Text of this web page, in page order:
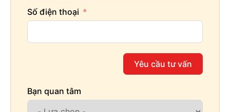
Số điện thoại
Yêu cầu tư vấn
Bạn quan tâm